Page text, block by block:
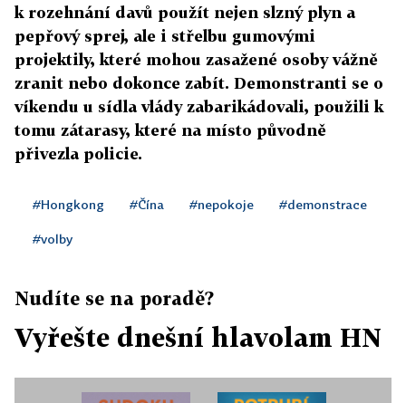
k rozehnání davů použít nejen slzný plyn a
pepřový sprej, ale i střelbu gumovými
projektily, které mohou zasažené osoby vážně
zranit nebo dokonce zabít. Demonstranti se o
víkendu u sídla vlády zabarikádovali, použili k
tomu zátarasy, které na místo původně
přivezla policie.
#Hongkong #Čína #nepokoje #demonstrace
#volby
Nudíte se na poradě?
Vyřešte dnešní hlavolam HN